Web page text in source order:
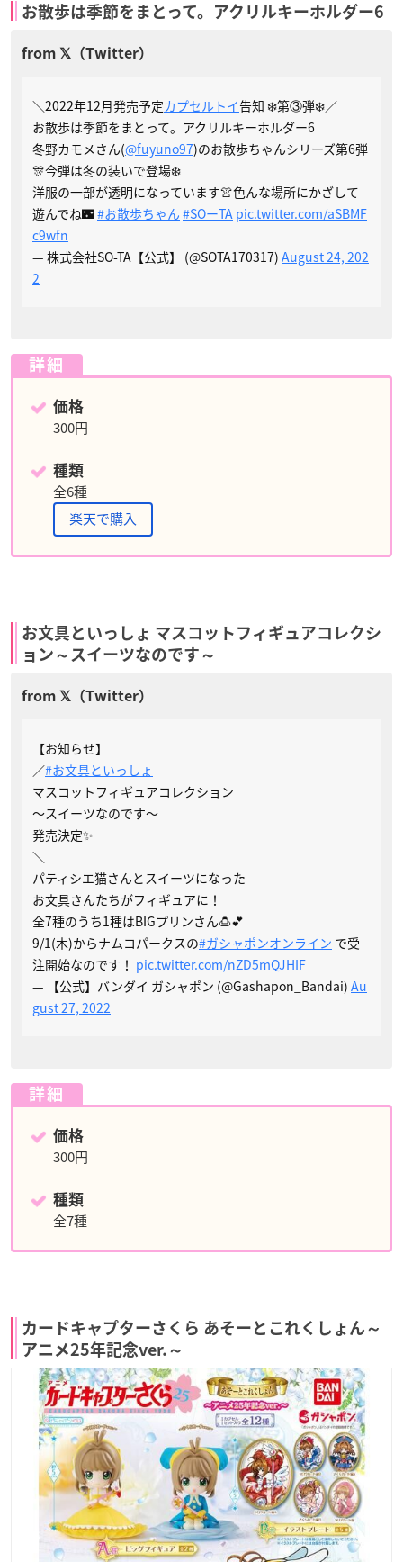
お散歩は季節をまとって。アクリルキーホルダー6
＼2022年12月発売予定カプセルトイ告知 ❄️第③弾❄️／
お散歩は季節をまとって。アクリルキーホルダー6
冬野カモメさん(@fuyuno97)のお散歩ちゃんシリーズ第6弾
🎊今弾は冬の装いで登場❄️
洋服の一部が透明になっています👚色んな場所にかざして
遊んでね🌃#お散歩ちゃん #SOーTA pic.twitter.com/aSBMF
c9wfn
— 株式会社SO-TA【公式】 (@SOTA170317) August 24, 202
2
詳細
価格
300円
種類
全6種
楽天で購入
お文具といっしょ マスコットフィギュアコレクシ
ョン～スイーツなのです～
【お知らせ】
／#お文具といっしょ
マスコットフィギュアコレクション
～スイーツなのです～
発売決定✨
＼
パティシエ猫さんとスイーツになった
お文具さんたちがフィギュアに！
全7種のうち1種はBIGプリンさん🍮💕
9/1(木)からナムコパークスの#ガシャポンオンライン で受
注開始なのです！ pic.twitter.com/nZD5mQJHIF
— 【公式】バンダイ ガシャポン (@Gashapon_Bandai) Au
gust 27, 2022
詳細
価格
300円
種類
全7種
カードキャプターさくら あそーとこれくしょん～
アニメ25年記念ver.～